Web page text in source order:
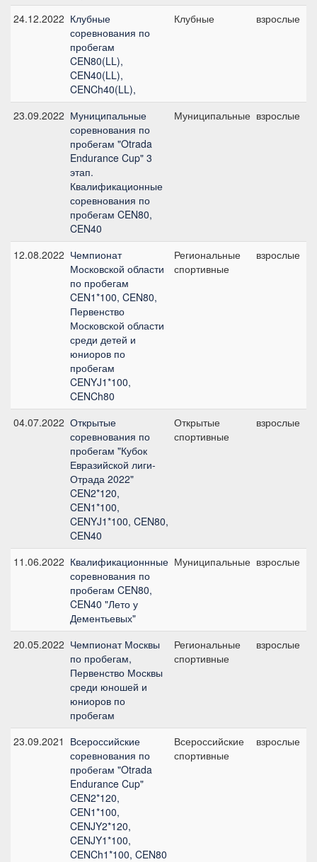
24.12.2022 Клубные
соревнования по
пробегам
CEN80(LL),
CEN40(LL),
CENCh40(LL),
Клубные взрослые
23.09.2022 Муниципальные
соревнования по
пробегам "Otrada
Endurance Cup" 3
этап.
Квалификационные
соревнования по
пробегам CEN80,
CEN40
Муниципальные взрослые
12.08.2022 Чемпионат
Московской области
по пробегам
CEN1*100, CEN80,
Первенство
Московской области
среди детей и
юниоров по
пробегам
CENYJ1*100,
CENCh80
Региональные
спортивные
взрослые
04.07.2022 Открытые
соревнования по
пробегам "Кубок
Евразийской лиги-
Отрада 2022"
CEN2*120,
CEN1*100,
CENYJ1*100, CEN80,
CEN40
Открытые
спортивные
взрослые
11.06.2022 Квалификационнные
соревнования по
пробегам CEN80,
CEN40 "Лето у
Дементьевых"
Муниципальные взрослые
20.05.2022 Чемпионат Москвы
по пробегам,
Первенство Москвы
среди юношей и
юниоров по
пробегам
Региональные
спортивные
взрослые
23.09.2021 Всероссийские
соревнования по
пробегам "Otrada
Endurance Cup"
CEN2*120,
CEN1*100,
CENJY2*120,
CENJY1*100,
CENCh1*100, CEN80
Всероссийские
спортивные
взрослые